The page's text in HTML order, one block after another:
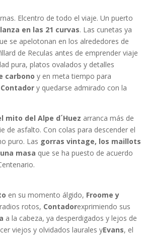
Elcentro de todo el viaje. Un puerto
en las 21 curvas. Las cunetas ya
se apelotonan en los alrededores de
de Reculas antes de emprender viaje
pura, platos ovalados y detalles
carbono y en meta tiempo para
y quedarse admirado con la
mito del Alpe d´Huez arranca más de
de asfalto. Con colas para descender el
puro. Las gorras vintage, los maillots
masa que se ha puesto de acuerdo
en su momento álgido, Froome y
rotos, Contadorexprimiendo sus
a la cabeza, ya desperdigados y lejos de
viejos y olvidados laurales yEvans, el